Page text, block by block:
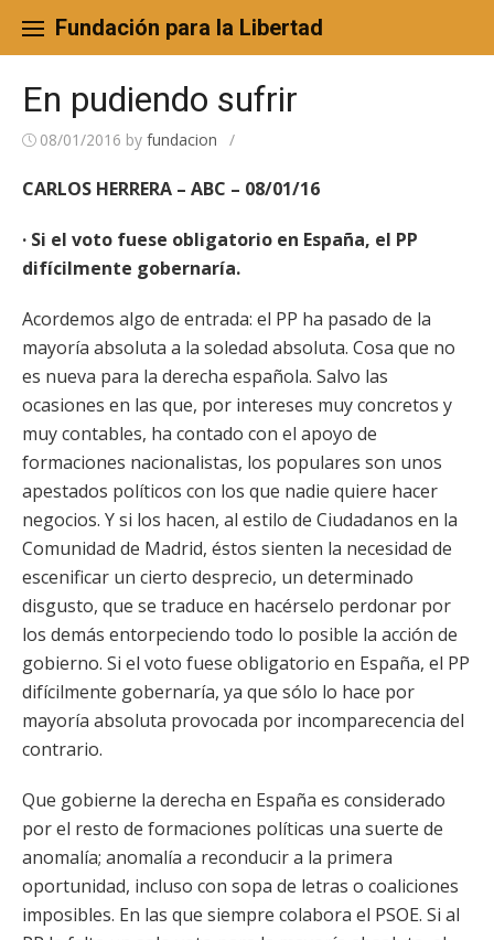
content
Fundación para la Libertad
En pudiendo sufrir
08/01/2016 by fundacion /
CARLOS HERRERA – ABC – 08/01/16
· Si el voto fuese obligatorio en España, el PP
difícilmente gobernaría.
Acordemos algo de entrada: el PP ha pasado de la
mayoría absoluta a la soledad absoluta. Cosa que no
es nueva para la derecha española. Salvo las
ocasiones en las que, por intereses muy concretos y
muy contables, ha contado con el apoyo de
formaciones nacionalistas, los populares son unos
apestados políticos con los que nadie quiere hacer
negocios. Y si los hacen, al estilo de Ciudadanos en la
Comunidad de Madrid, éstos sienten la necesidad de
escenificar un cierto desprecio, un determinado
disgusto, que se traduce en hacérselo perdonar por
los demás entorpeciendo todo lo posible la acción de
gobierno. Si el voto fuese obligatorio en España, el PP
difícilmente gobernaría, ya que sólo lo hace por
mayoría absoluta provocada por incomparecencia del
contrario.
Que gobierne la derecha en España es considerado
por el resto de formaciones políticas una suerte de
anomalía; anomalía a reconducir a la primera
oportunidad, incluso con sopa de letras o coaliciones
imposibles. En las que siempre colabora el PSOE. Si al